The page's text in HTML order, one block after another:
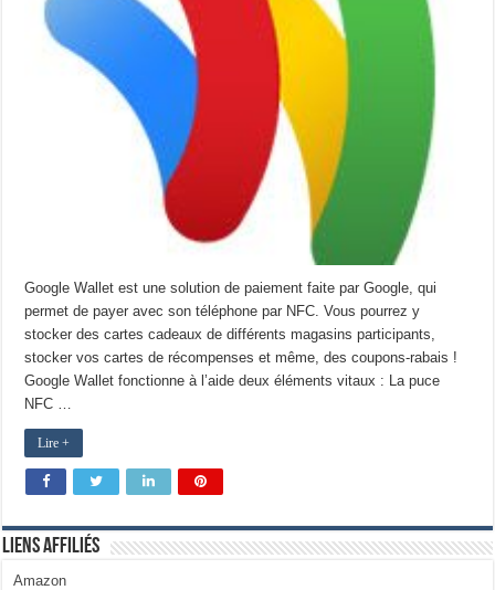
Google Wallet est une solution de paiement faite par Google, qui
permet de payer avec son téléphone par NFC. Vous pourrez y
stocker des cartes cadeaux de différents magasins participants,
stocker vos cartes de récompenses et même, des coupons-rabais !
Google Wallet fonctionne à l’aide deux éléments vitaux : La puce
NFC …
Lire +
Liens Affiliés
Amazon